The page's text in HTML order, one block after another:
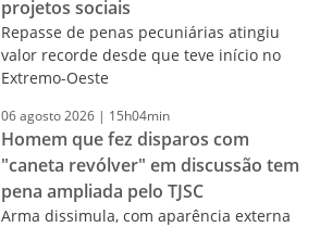
projetos sociais
Repasse de penas pecuniárias atingiu
valor recorde desde que teve início no
Extremo-Oeste
06agosto2026 | 15h04min
Homem que fez disparos com
"caneta revólver" em discussão tem
pena ampliada pelo TJSC
Arma dissimula, com aparência externa